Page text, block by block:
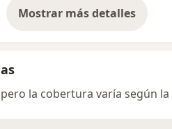
Mostrar más detalles
sobre la dirección
la cobertura varía según